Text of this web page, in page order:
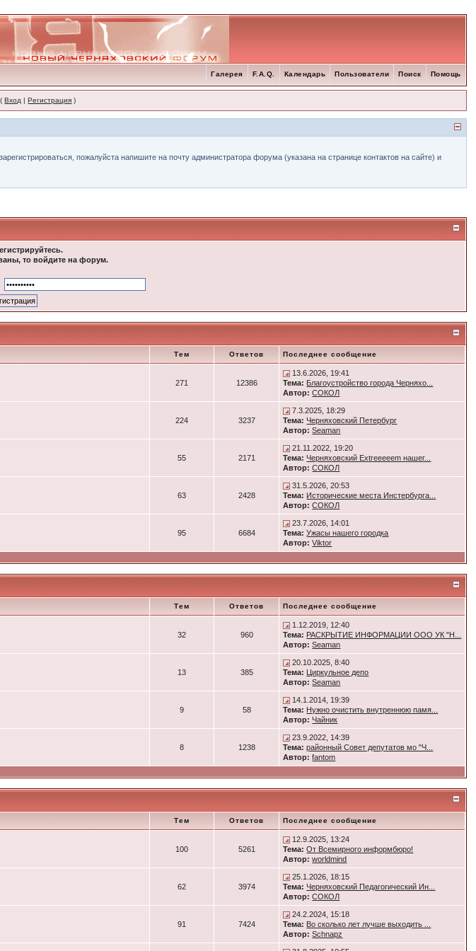
Помощь
Поиск
Пользователи
Календарь
F.A.Q.
Галерея
(Вход |Регистрация )
пожалуйста напишите на почту администратора форума (указана на странице контактов на сайте) и
то войдите на форум.
Тем Ответов Последнее сообщение
271 12386
13.6.2026, 19:41
Тема: Благоустройство города Черняхо...
Автор: СОКОЛ
224 3237
7.3.2025, 18:29
Тема: Черняховский Петербург
Автор: Seaman
55 2171
21.11.2022, 19:20
Тема: Черняховский Extreeeeem нашег...
Автор: СОКОЛ
63 2428
31.5.2026, 20:53
Тема: Исторические места Инстербурга...
Автор: СОКОЛ
95 6684
23.7.2026, 14:01
Тема: Ужасы нашего городка
Автор: Viktor
Тем Ответов Последнее сообщение
32 960
1.12.2019, 12:40
Тема: РАСКРЫТИЕ ИНФОРМАЦИИ ООО УК "Н...
Автор: Seaman
13 385
20.10.2025, 8:40
Тема: Циркульное депо
Автор: Seaman
9 58
14.1.2014, 19:39
Тема: Нужно очистить внутреннюю памя...
Автор: Чайник
8 1238
23.9.2022, 14:39
Тема: районный Совет депутатов мо "Ч...
Автор: fantom
Тем Ответов Последнее сообщение
100 5261
12.9.2025, 13:24
Тема: От Всемирного информбюро!
Автор: worldmind
62 3974
25.1.2026, 18:15
Тема: Черняховский Педагогический Ин...
Автор: СОКОЛ
91 7424
24.2.2024, 15:18
Тема: Во сколько лет лучше выходить ...
Автор: Schnapz